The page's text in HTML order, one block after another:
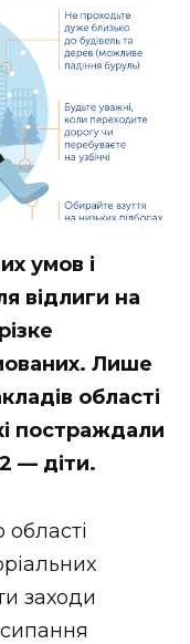
умов і
відлиги на
Лише
області
постраждали
— діти.
області
заходи